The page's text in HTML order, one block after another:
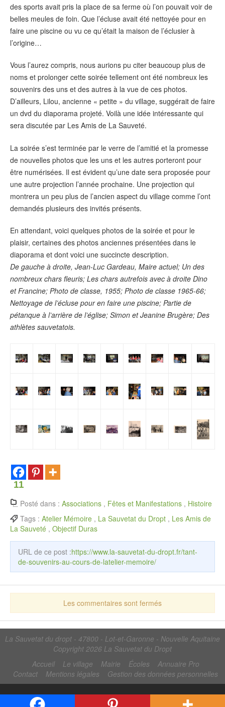
des sports avait pris la place de sa ferme où l’on pouvait voir de
belles meules de foin. Que l’écluse avait été nettoyée pour en
faire une piscine ou vu ce qu’était la maison de l’éclusier à
l’origine…
Vous l’aurez compris, nous aurions pu citer beaucoup plus de
noms et prolonger cette soirée tellement ont été nombreux les
souvenirs des uns et des autres à la vue de ces photos.
D’ailleurs, Lilou, ancienne « petite » du village, suggérait de faire
un dvd du diaporama projeté. Voilà une idée intéressante qui
sera discutée par Les Amis de La Sauveté.
La soirée s’est terminée par le verre de l’amitié et la promesse
de nouvelles photos que les uns et les autres porteront pour
être numérisées. Il est évident qu’une date sera proposée pour
une autre projection l’année prochaine. Une projection qui
montrera un peu plus de l’ancien aspect du village comme l’ont
demandés plusieurs des invités présents.
En attendant, voici quelques photos de la soirée et pour le
plaisir, certaines des photos anciennes présentées dans le
diaporama et dont voici une succincte description.
De gauche à droite, Jean-Luc Gardeau, Maire actuel; Un des
nombreux chars fleuris; Les chars autrefois avec à droite Dino
et Francine; Photo de classe, 1955; Photo de classe 1965-66;
Nettoyage de l’écluse pour en faire une piscine; Partie de
pétanque à l’arrière de l’église; Simon et Jeanine Brugère; Des
athlètes sauvetatois.
11
Posté dans : Associations , Fêtes et Manifestations , Histoire
Tags : Atelier Mémoire , La Sauvetat du Dropt , Les Amis de
La Sauveté , Objectif Duras
URL de ce post :https://www.la-sauvetat-du-dropt.fr/tant-
de-souvenirs-au-cours-de-latelier-memoire/
Les commentaires sont fermés
La Sauvetat du dropt - 47800 - Lot-et-Garonne - Nouvelle Aquitaine
Copyright 2026 La Sauvetat du Dropt
Accueil
Le village Mairie Écoles
Annuaire Pro
Contact
Mentions légales Gestion des données personnelles